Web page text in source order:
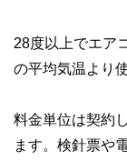
28度以上でエア
の平均気温より
料金単位は契約
ます。検針票や